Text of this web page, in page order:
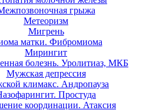
грыжа
Метеоризм
Мигрень
матки. Фибромиома
Мирингит
болезнь. Уролитиаз, МКБ
Мужская депрессия
климакс. Андропауза
Простуда
координации. Атаксия